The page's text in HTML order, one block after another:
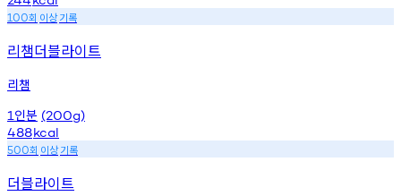
100회 이상기록
리챔더블라이트
리챔
1 인분 (200g)
488kcal
500회 이상기록
더블라이트